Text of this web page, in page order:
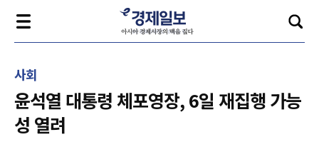
사회
윤석열 대통령 체포영장, 6일 재집행 가능
성 열려